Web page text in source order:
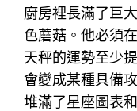
廚房裡長滿了巨
色蘑菇。他必須
天秤的運勢至少
會變成某種具備
堆滿了星座圖表